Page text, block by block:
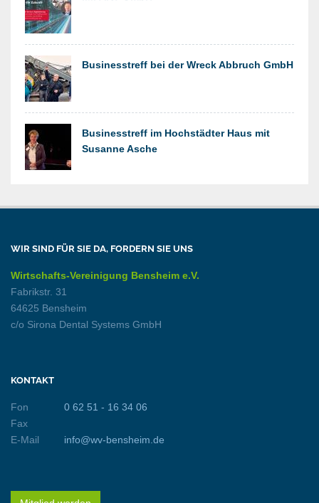
Businesstreff bei der Wreck Abbruch GmbH
Businesstreff im Hochstädter Haus mit
Susanne Asche
WIR SIND FÜR SIE DA, FORDERN SIE UNS
Wirtschafts-Vereinigung Bensheim e.V.
Fabrikstr. 31
64625 Bensheim
c/o Sirona Dental Systems GmbH
KONTAKT
Fon
0 62 51 - 16 34 06
Fax
E-Mail
info@wv-bensheim.de